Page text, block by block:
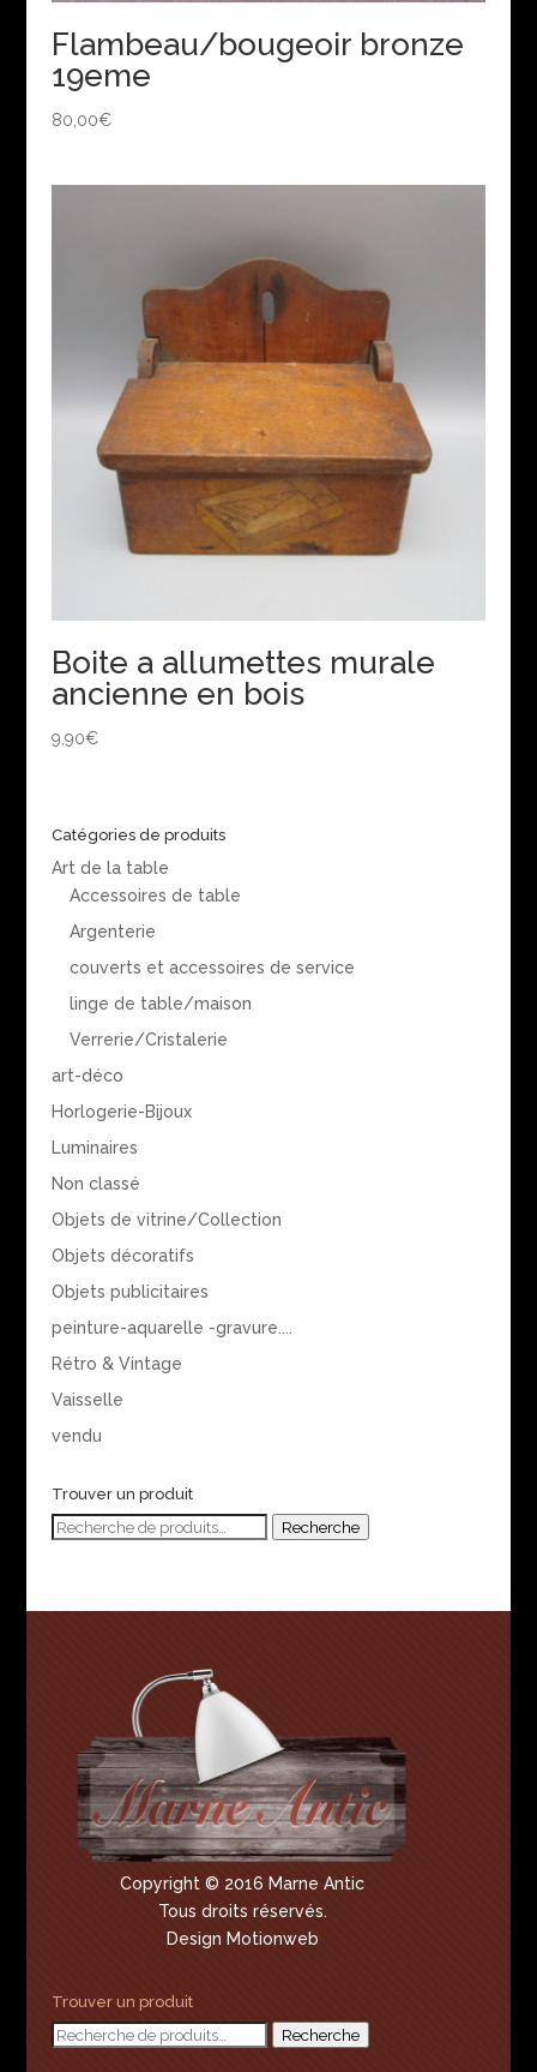
Flambeau/bougeoir bronze
19eme
80,00€
Boite a allumettes murale
ancienne en bois
9,90€
Catégories de produits
Art de la table
Accessoires de table
Argenterie
couverts et accessoires de service
linge de table/maison
Verrerie/Cristalerie
art-déco
Horlogerie-Bijoux
Luminaires
Non classé
Objets de vitrine/Collection
Objets décoratifs
Objets publicitaires
peinture-aquarelle -gravure....
Rétro & Vintage
Vaisselle
vendu
Trouver un produit
Recherche
Recherche
Copyright © 2016 Marne Antic
Tous droits réservés.
Design Motionweb
Trouver un produit
Recherche
Recherche